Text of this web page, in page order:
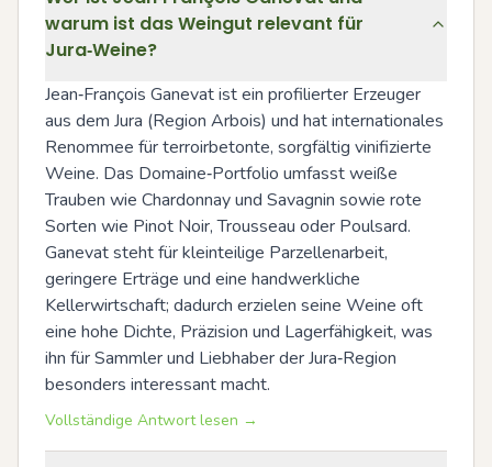
warum ist das Weingut relevant für
Jura‑Weine?
Jean‑François Ganevat ist ein profilierter Erzeuger
aus dem Jura (Region Arbois) und hat internationales
Renommee für terroirbetonte, sorgfältig vinifizierte
Weine. Das Domaine‑Portfolio umfasst weiße
Trauben wie Chardonnay und Savagnin sowie rote
Sorten wie Pinot Noir, Trousseau oder Poulsard.
Ganevat steht für kleinteilige Parzellenarbeit,
geringere Erträge und eine handwerkliche
Kellerwirtschaft; dadurch erzielen seine Weine oft
eine hohe Dichte, Präzision und Lagerfähigkeit, was
ihn für Sammler und Liebhaber der Jura‑Region
besonders interessant macht.
Vollständige Antwort lesen →